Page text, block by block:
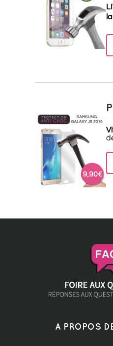
A PROPOS